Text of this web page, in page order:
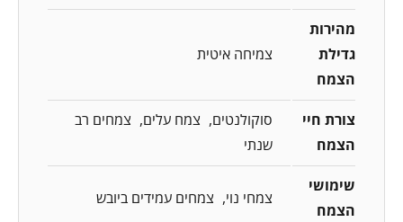
מהירות
גדילת
הצמח
צמיחה איטית
צורת חיי
הצמח
סוקולנטים צמח עלים
צמחים רב
שנתי
שימושי
הצמח
צמחי נוי צמחים עמידים ביובש